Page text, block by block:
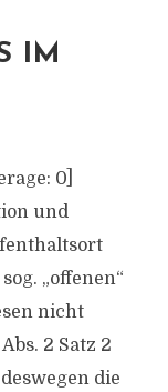
IM
0]
und
„offenen“
nicht
2 Satz 2
die